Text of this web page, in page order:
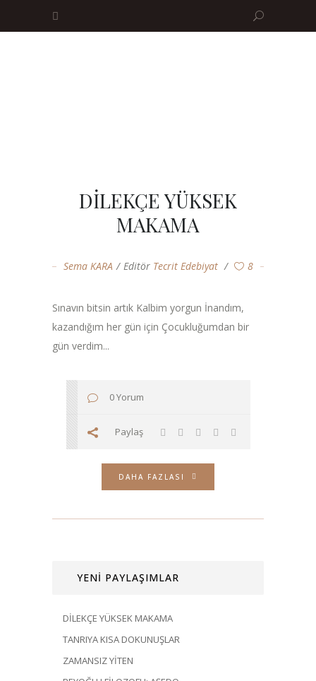
DİLEKÇE YÜKSEK
MAKAMA
Sema KARA Editör Tecrit Edebiyat 8
Sınavın bitsin artık Kalbim yorgun İnandım,
kazandığım her gün için Çocukluğumdan bir
gün verdim...
0 Yorum
Paylaş
DAHA FAZLASI
YENİ PAYLAŞIMLAR
DİLEKÇE YÜKSEK MAKAMA
TANRIYA KISA DOKUNUŞLAR
ZAMANSIZ YİTEN